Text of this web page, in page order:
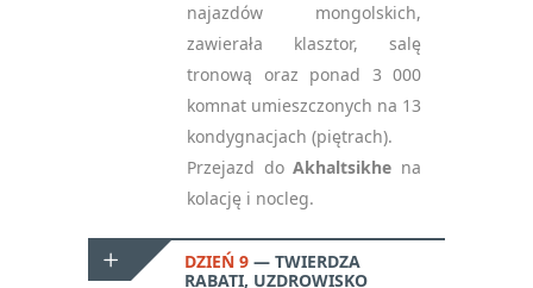
Szczegóły O plikach cookies
Niniejsza strona korzysta z plików cookie
Wykorzystujemy pliki cookie do spersonalizowania treści
analizować ruch w naszej witrynie. Informacje o tym, jak
korzystasz z naszej witryny, udostępniamy partnerom
NEWSLETTER
— ZAPISZ SIĘ, ABY
OTRZYMYWAĆ
NAJNOWSZE
INFORMACJE
najazdów mongolskich,
zawierała klasztor, salę
tronową oraz ponad 3 000
komnat umieszczonych na 13
kondygnacjach (piętrach).
Przejazd doAkhaltsikhe na
kolację i nocleg.
DZIEŃ 9
TWIERDZA
RABATI, UZDROWISKO